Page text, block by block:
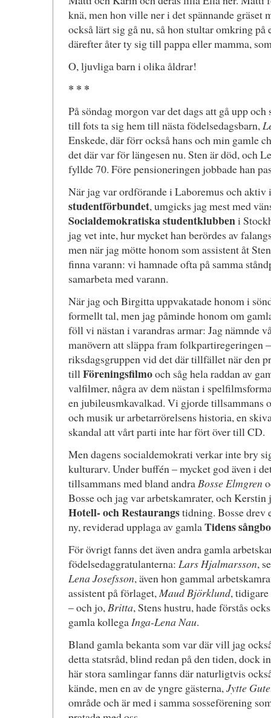
knä, men hon ville ner i det spännande gräset
också lärt sig gå nu, så hon stultar omkring på
därefter åter ty sig till pappa eller mamma,
O, ljuvliga barn i olika åldrar!
* * *
På söndag morgon var det dags att gå upp och
till fots ta sig hem till nästa födelsedagsbarn,
Enskede, där förr också hans och min gamle
det där var för längesen nu. Sten är död, och
fyllde 70. Före pensioneringen jobbade han
När jag var ordförande i Laboremus och
studentförbundet, umgicks jag mest med
Socialdemokratiska studentklubbeni
jag vet inte, hur mycket han berördes av
men när jag mötte honom som assistent åt
finna varann: vi hamnade ofta på samma
samarbeta med varann.
När jag och Birgitta uppvakatade honom i
formellt tal, men jag påminde honom om
föll vi nästan i varandras armar: Jag nämnde
manövern att släppa fram
riksdagsgruppen vid det där tillfället när den
tillFöreningsfilmooch såg hela raddan av
valfilmer, några av dem nästan i
en jubileusmkavalkad. Vi gjorde tillsammans
och musik ur arbetarrörelsens historia, en
skandal att vårt parti inte har fört över till CD.
Men dagens socialdemokrati verkar inte bry
kulturarv. Under buffén – mycket god även i
tillsammans med bland andraBosse Elmgren
Bosse och jag var arbetskamrater, och Kerstin
Hotell- och Restaurangstidning. Bosse drev
ny, reviderad upplaga av gamlaTidens
För övrigt fanns det även andra gamla
födelsedaggratulanterna: Lars Hjalmarsson,
Lena Josefsson, även hon gammal
assistent på förlaget,Maud Björklund, tidigare
– och jo,Britta, Stens hustru, hade förstås
gamla kollegaInga-Lena Nau.
Bland gamla bekanta som var där vill jag
detta statsråd, blind redan på den tiden, dock
här stora samlingar fanns där naturligtvis
kände, men en av de yngre gästerna,Jytte
område och är med i samma sosseförening